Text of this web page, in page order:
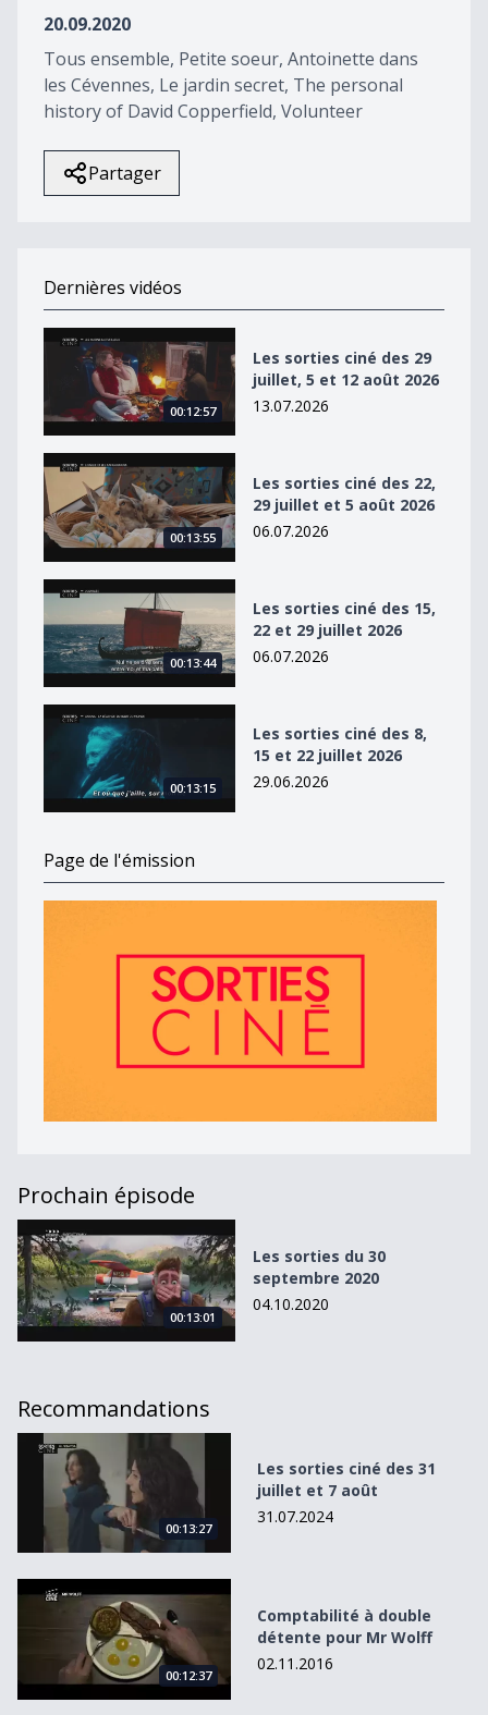
seconds
20.09.2020
Tous ensemble, Petite soeur, Antoinette dans
les Cévennes, Le jardin secret, The personal
history of David Copperfield, Volunteer
Partager
Dernières vidéos
Les sorties ciné des 29 juillet, 5 et 12 août 2026
00:12:57
Les sorties ciné des 29
juillet, 5 et 12 août 2026
13.07.2026
Les sorties ciné des 22, 29 juillet et 5 août 2026
00:13:55
Les sorties ciné des 22,
29 juillet et 5 août 2026
06.07.2026
Les sorties ciné des 15, 22 et 29 juillet 2026
00:13:44
Les sorties ciné des 15,
22 et 29 juillet 2026
06.07.2026
Les sorties ciné des 8, 15 et 22 juillet 2026
00:13:15
Les sorties ciné des 8,
15 et 22 juillet 2026
29.06.2026
Page de l'émission
Prochain épisode
Les sorties du 30 septembre 2020
00:13:01
Les sorties du 30
septembre 2020
04.10.2020
Recommandations
Les sorties ciné des 31 juillet et 7 août
00:13:27
Les sorties ciné des 31
juillet et 7 août
31.07.2024
Comptabilité à double détente pour Mr Wolff
00:12:37
Comptabilité à double
détente pour Mr Wolff
02.11.2016